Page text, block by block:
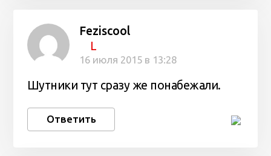
Feziscool
L
16 июля 2015 в 13:28
Шутники тут сразу же понабежали.
Ответить